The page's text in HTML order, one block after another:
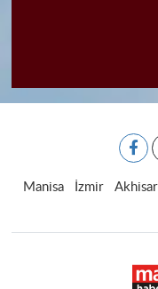
Manisa İzmir Akhisar